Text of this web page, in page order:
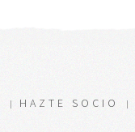
HAZTE SOCIO